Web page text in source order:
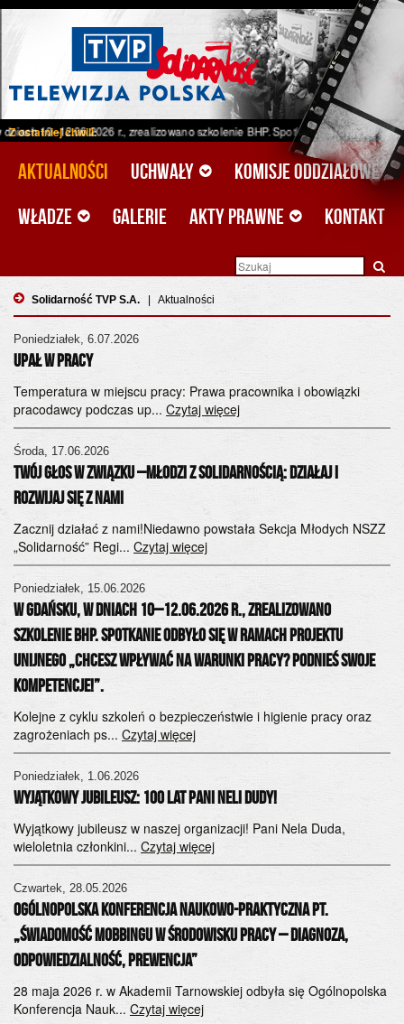
Z ostatniej chwili:r., zrealizowano szkolenie BHP. Spotkanie odbyło się w ramach
Aktualności Uchwały
Komisje oddziałowe
Władze
Galerie Akty prawne Kontakt
Solidarność TVP S.A. Aktualności
Poniedziałek, 6.07.2026
UPAŁ W PRACY
Temperatura w miejscu pracy: Prawa pracownika i obowiązki
pracodawcy podczas up... Czytaj więcej
Środa, 17.06.2026
Twój Głos w Związku –Młodzi z Solidarnością: Działaj i
Rozwijaj się z Nami
Zacznij działać z nami!Niedawno powstała Sekcja Młodych NSZZ
„Solidarność” Regi... Czytaj więcej
Poniedziałek, 15.06.2026
W Gdańsku, w dniach 10–12.06.2026 r., zrealizowano
szkolenie BHP. Spotkanie odbyło się w ramach projektu
unijnego „Chcesz wpływać na warunki pracy? Podnieś swoje
kompetencje!”.
Kolejne z cyklu szkoleń o bezpieczeństwie i higienie pracy oraz
zagrożeniach ps... Czytaj więcej
Poniedziałek, 1.06.2026
Wyjątkowy Jubileusz: 100 lat Pani Neli Dudy!
Wyjątkowy jubileusz w naszej organizacji! Pani Nela Duda,
wieloletnia członkini... Czytaj więcej
Czwartek, 28.05.2026
Ogólnopolska Konferencja Naukowo-Praktyczna pt.
„Świadomość mobbingu w środowisku pracy – diagnoza,
odpowiedzialność, prewencja”
28 maja 2026 r. w Akademii Tarnowskiej odbyła się Ogólnopolska
Konferencja Nauk... Czytaj więcej